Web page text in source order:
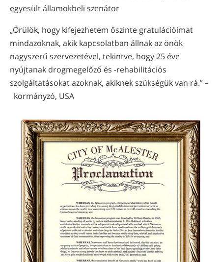
egyesült államokbeli szenátor
„Örülök, hogy kifejezhetem őszinte gratulációimat
mindazoknak, akik kapcsolatban állnak az önök
nagyszerű szervezetével, tekintve, hogy 25 éve
nyújtanak drogmegelőző és -rehabilitációs
szolgáltatásokat azoknak, akiknek szükségük van rá.” –
kormányzó, USA